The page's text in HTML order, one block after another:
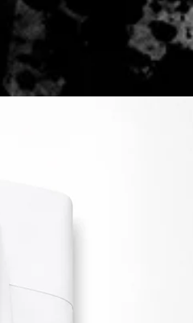
das berühmte Orb Mark zu
Tweed zertifiziert.
Deutschland und dem
kommt es zu Verzögerungen
übernehmen wir für Sie
innerhalb Deutschlands für